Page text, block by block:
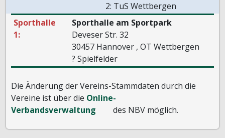
2: TuS Wettbergen
Sporthalle
1:
Sporthalle am Sportpark
Deveser Str. 32
30457 Hannover , OT Wettbergen
? Spielfelder
Die Änderung der Vereins-Stammdaten durch die
Vereine ist über die Online-
Verbandsverwaltung
des NBV möglich.